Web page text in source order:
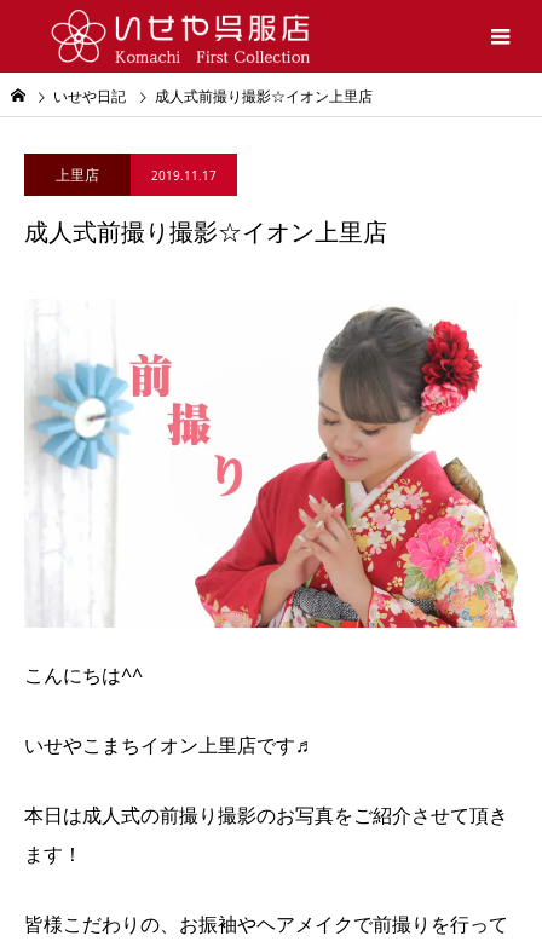
いせや日記 成人式前撮り撮影☆イオン上里店
上里店 2019.11.17
成人式前撮り撮影☆イオン上里店
こんにちは^^
いせやこまちイオン上里店です♬
本日は成人式の前撮り撮影のお写真をご紹介させて頂き
ます！
皆様こだわりの、 お振袖やヘアメイクで前撮りを行って